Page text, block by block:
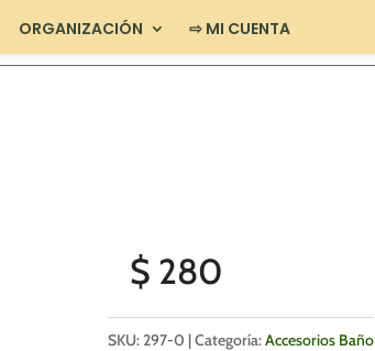
ORGANIZACIÓN ⇨ MI CUENTA
$ 280
SKU:297-0 Categoría:Accesorios Baño